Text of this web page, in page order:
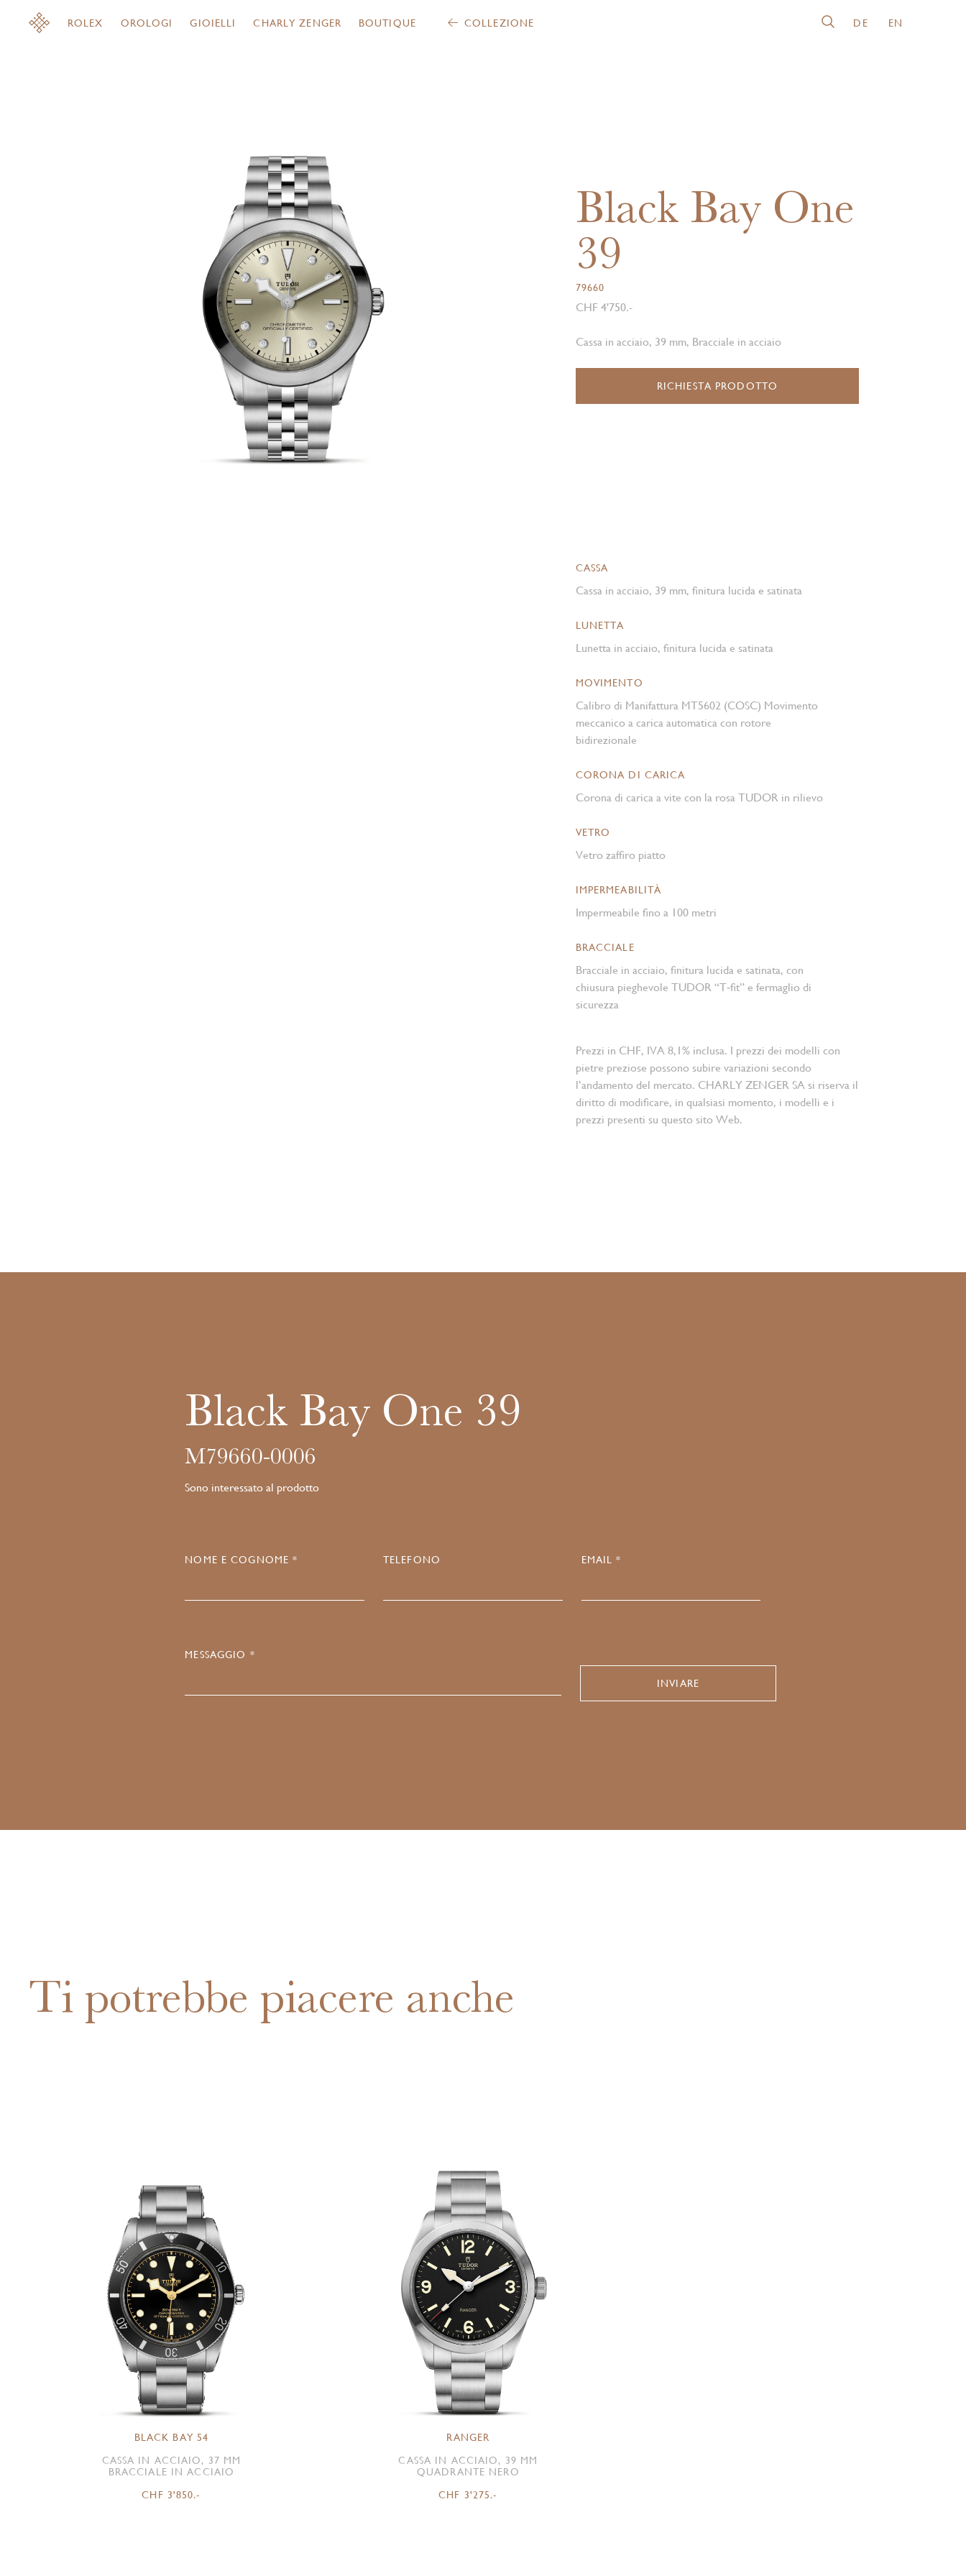
ROLEX OROLOGI GIOIELLI CHARLY ZENGER BOUTIQUE COLLEZIONE DE EN
Black Bay One
39
79660
CHF 4'750.-
Cassa in acciaio, 39 mm, Bracciale in acciaio
RICHIESTA PRODOTTO
CASSA
Cassa in acciaio, 39 mm, finitura lucida e satinata
LUNETTA
Lunetta in acciaio, finitura lucida e satinata
MOVIMENTO
Calibro di Manifattura MT5602 (COSC) Movimento
meccanico a carica automatica con rotore
bidirezionale
CORONA DI CARICA
Corona di carica a vite con la rosa TUDOR in rilievo
VETRO
Vetro zaffiro piatto
IMPERMEABILITÀ
Impermeabile fino a 100 metri
BRACCIALE
Bracciale in acciaio, finitura lucida e satinata, con
chiusura pieghevole TUDOR “T‑fit” e fermaglio di
sicurezza
Prezzi in CHF, IVA 8,1% inclusa. I prezzi dei modelli con
pietre preziose possono subire variazioni secondo
l’andamento del mercato. CHARLY ZENGER SA si riserva il
diritto di modificare, in qualsiasi momento, i modelli e i
prezzi presenti su questo sito Web.
Black Bay One 39
M79660-0006
Sono interessato al prodotto
NOME E COGNOME * TELEFONO EMAIL *
MESSAGGIO *
Ti potrebbe piacere anche
BLACK BAY 54
CASSA IN ACCIAIO, 37 MM
BRACCIALE IN ACCIAIO
CHF 3'850.-
RANGER
CASSA IN ACCIAIO, 39 MM
QUADRANTE NERO
CHF 3'275.-